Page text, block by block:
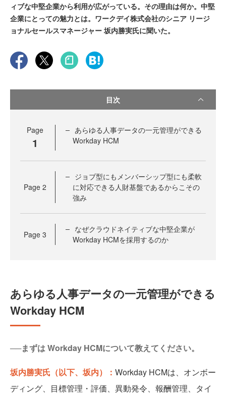
ィブな中堅企業から利用が広がっている。その理由は何か。中堅
企業にとっての魅力とは。ワークデイ株式会社のシニア リージ
ョナルセールスマネージャー 坂内勝実氏に聞いた。
目次
Page
1
あらゆる人事データの一元管理ができる
Workday HCM
Page 2
ジョブ型にもメンバーシップ型にも柔軟
に対応できる人財基盤であるからこその
強み
Page 3
なぜクラウドネイティブな中堅企業が
Workday HCMを採用するのか
あらゆる人事データの一元管理ができる
Workday HCM
──まずは Workday HCMについて教えてください。
坂内勝実氏（以下、坂内）： Workday HCMは、オンボー
ディング、目標管理・評価、異動発令、報酬管理、タイ